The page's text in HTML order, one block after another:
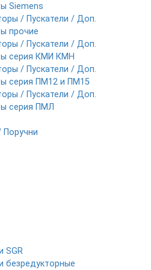
Siemens
/ Пускатели / Доп.
прочие
/ Пускатели / Доп.
серия КМИ КМН
/ Пускатели / Доп.
серия ПМ12 и ПМ15
/ Пускатели / Доп.
серия ПМЛ
SGR
безредукторные